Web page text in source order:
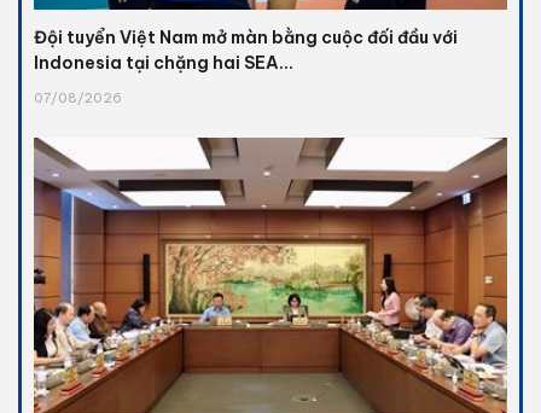
Đội tuyển Việt Nam mở màn bằng cuộc đối đầu với
Indonesia tại chặng hai SEA...
07/08/2026